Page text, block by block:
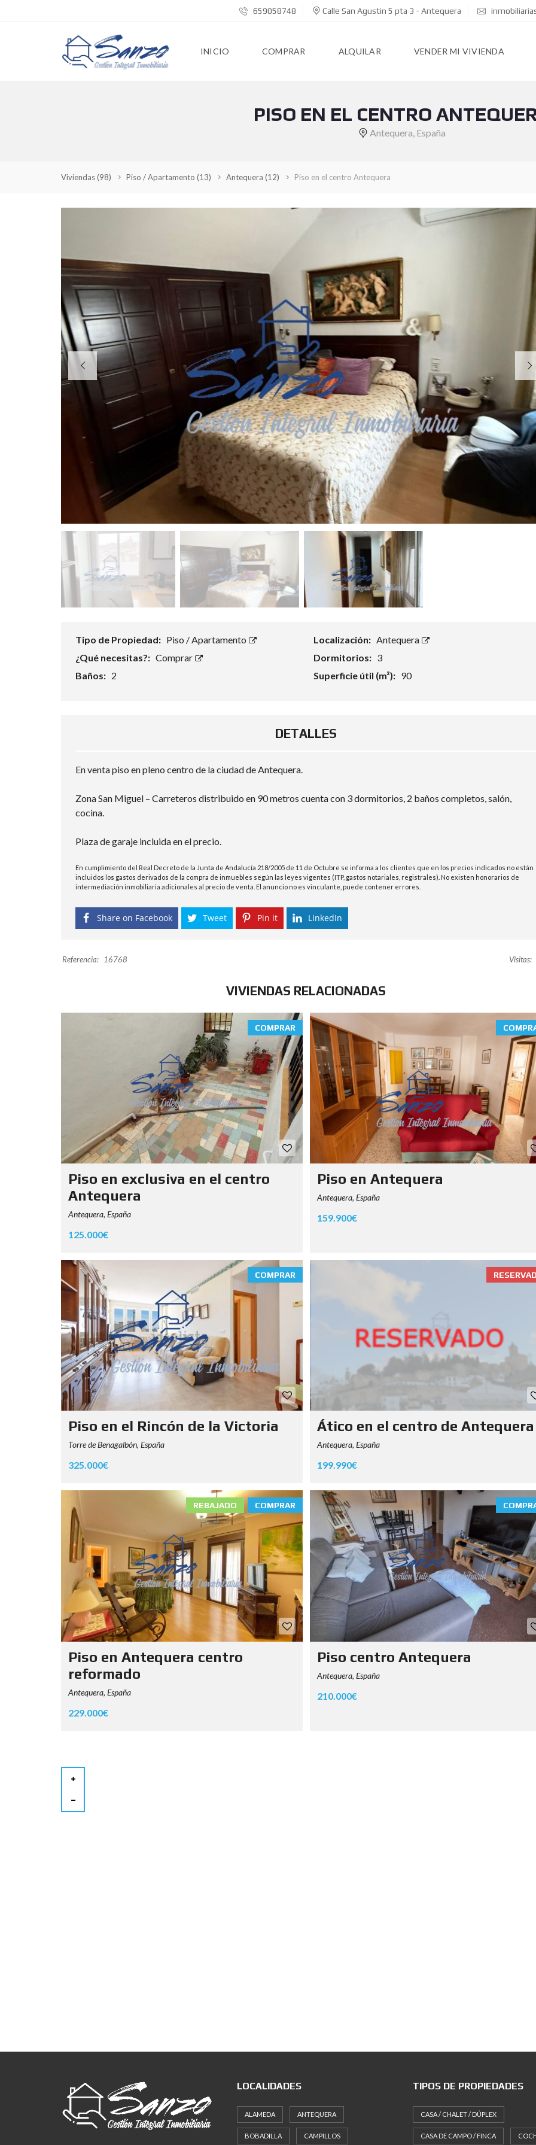
659058748 Calle San Agustin 5 pta 3 - Antequera
INICIO COMPRAR ALQUILAR VENDER MI VIVIENDA
PISO EN EL CENTRO
Antequera, España
Viviendas(98) Piso / Apartamento (13) Antequera (12) Piso en el centro Antequera
Tipo de Propiedad: Piso / Apartamento Localización: Antequera
¿Qué necesitas?: Comprar Dormitorios: 3
Baños: 2 Superficie útil (m²): 90
DETALLES
En venta piso en pleno centro de la ciudad de Antequera.
Zona San Miguel – Carreteros distribuido en 90 metros cuenta con 3 dormitorios, 2 baños completos, salón,
cocina.
Plaza de garaje incluida en el precio.
En cumplimiento del Real Decreto de la Junta de Andalucía 218/2005 de 11 de Octubre se informa a los clientes que en los precios indicados no están
incluidos los gastos derivados de la compra de inmuebles según las leyes vigentes (ITP, gastos notariales, registrales). No existen honorarios de
intermediación inmobiliaria adicionales al precio de venta. El anuncio no es vinculante, puede contener errores.
Share on Facebook Tweet Pin it LinkedIn
Referencia: 16768 Visitas:
VIVIENDAS RELACIONADAS
COMPRAR
Piso en exclusiva en el centro
Antequera
Antequera, España
125.000€
Piso en Antequera
Antequera, España
159.900€
COMPRAR
Piso en el Rincón de la Victoria
Torre de Benagalbón, España
325.000€
Ático en el centro de Antequera
Antequera, España
199.990€
COMPRAR
REBAJADO
Piso en Antequera centro
reformado
Antequera, España
229.000€
Piso centro Antequera
Antequera, España
210.000€
LOCALIDADES
ALAMEDA ANTEQUERA
BOBADILLA CAMPILLOS
TIPOS DE PROPIEDADES
CASA / CHALET / DÚPLEX
CASA DE CAMPO / FINCA